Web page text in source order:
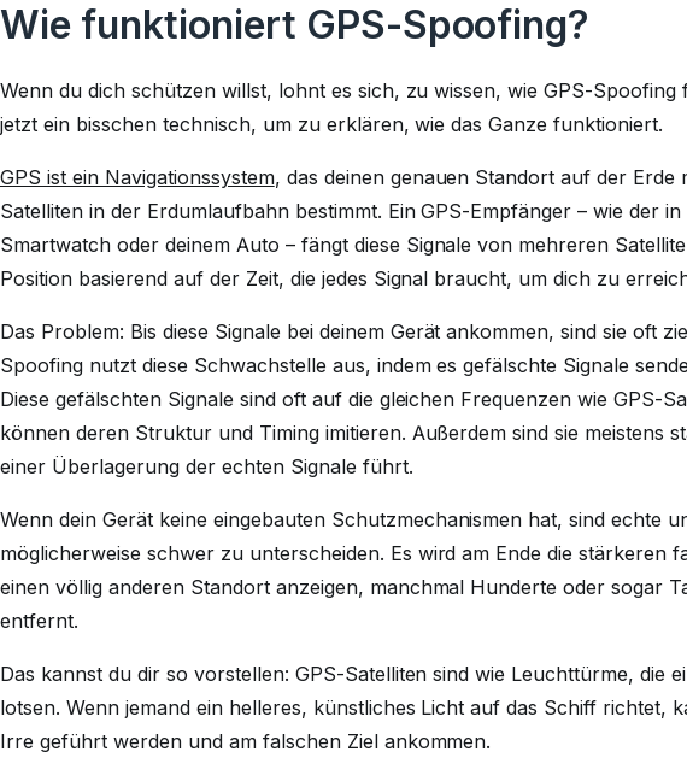
Wie funktioniert GPS-Spoofing?
Wenn du dich schützen willst, lohnt es sich, zu wissen, wie GPS-Spoofing
jetzt ein bisschen technisch, um zu erklären, wie das Ganze funktioniert.
GPS ist ein Navigationssystem, das deinen genauen Standort auf der Erde
Satelliten in der Erdumlaufbahn bestimmt. Ein GPS-Empfänger – wie der
Smartwatch oder deinem Auto – fängt diese Signale von mehreren
Position basierend auf der Zeit, die jedes Signal braucht, um dich zu
Das Problem: Bis diese Signale bei deinem Gerät ankommen, sind sie oft
Spoofing nutzt diese Schwachstelle aus, indem es gefälschte Signale
Diese gefälschten Signale sind oft auf die gleichen Frequenzen wie GPS-
können deren Struktur und Timing imitieren. Außerdem sind sie meistens
einer Überlagerung der echten Signale führt.
Wenn dein Gerät keine eingebauten Schutzmechanismen hat, sind echte
möglicherweise schwer zu unterscheiden. Es wird am Ende die stärkeren
einen völlig anderen Standort anzeigen, manchmal Hunderte oder sogar
entfernt.
Das kannst du dir so vorstellen: GPS-Satelliten sind wie Leuchttürme, die
lotsen. Wenn jemand ein helleres, künstliches Licht auf das Schiff richtet,
Irre geführt werden und am falschen Ziel ankommen.